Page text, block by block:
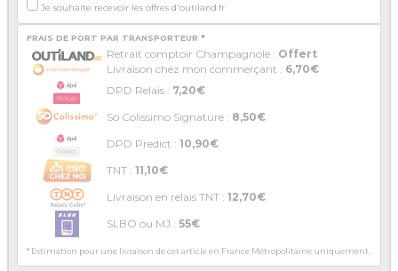
Je souhaite recevoir les offres d'outiland.fr
FRAIS DE PORT PAR TRANSPORTEUR *
Retrait comptoir Champagnole : Offert
Livraison chez mon commerçant : 6,70€
DPD Relais : 7,20€
So Colissimo Signature : 8,50€
DPD Predict : 10,90€
TNT : 11,10€
Livraison en relais TNT : 12,70€
SLBO ou MJ : 55€
* Estimation pour une livraison de cet article en France Métropolitaine uniquement.